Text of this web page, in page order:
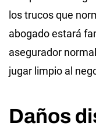
los trucos que
abogado estará
asegurador
jugar limpio al
Daños